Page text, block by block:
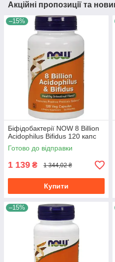
Акційні пропозиції та
–15%
Біфідобактерії NOW 8 Billion
Acidophilus Bifidus 120 капс
Готово до відправки
1 139 ₴ 1 344,02 ₴
Купити
–15%